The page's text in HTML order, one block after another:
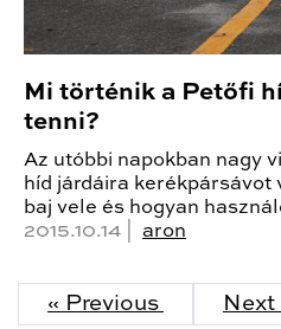
Mi történik a Petőfi
tenni?
Az utóbbi napokban nagy
híd járdáira kerékpársávot
baj vele és hogyan
2015.10.14 | aron
« Previous Next